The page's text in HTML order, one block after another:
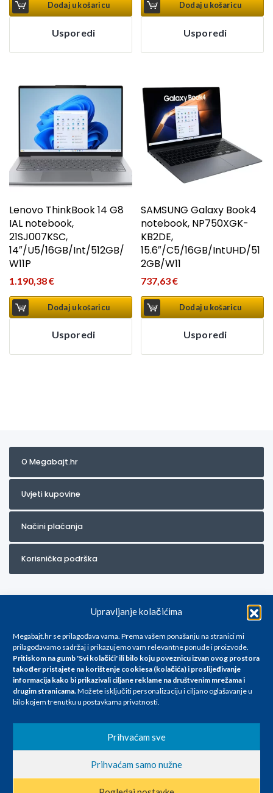
Upravljanje kolačićima
Megabajt.hr se prilagođava vama. Prema vašem ponašanju na stranici mi
prilagođavamo sadržaj i prikazujemo vam relevantne ponude i proizvode.
Pritiskom na gumb 'Svi kolačići' ili bilo koju poveznicu izvan ovog prostora
također pristajete na korištenje cookiesa (kolačića) i proslijeđivanje
informacija kako bi prikazivali ciljane reklame na društvenim mrežama i
drugim stranicama.Možete isključiti personalizaciju i ciljano oglašavanje u
bilo kojem trenutku u postavkama privatnosti.
Prihvaćam sve
Prihvaćam samo nužne
Dodaj u košaricu
Usporedi
Dodaj u košaricu
Usporedi
Lenovo ThinkBook 14 G8
IAL notebook,
21SJ007KSC,
14″/U5/16GB/Int/512GB/
W11P
1.190,38€
Dodaj u košaricu
Usporedi
SAMSUNG Galaxy Book4
notebook, NP750XGK-
KB2DE,
15.6″/C5/16GB/IntUHD/51
2GB/W11
737,63€
Dodaj u košaricu
Usporedi
O Megabajt.hr
Uvjeti kupovine
Načini plaćanja
Korisnička podrška
Za artikle kojih trenutno nema u ponudi obratite nam se na
info@megabajt.hr. Sve cijene su informativnog karaktera i podložne su
promjenama, a
iskazane su za avansno plaćanje(gotovina) u Eurima i uključuju PDV. Sve
se razlikovati od cijena u našim poslovnicama. Trudimo se dati što bolji
i točniji opis i sliku. Unatoč tome, ne možemo garantirati da su svi
nastale u opisu proizvoda, greške prilikom štampanja te promjene
cijena.